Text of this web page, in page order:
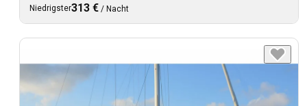
Niedrigster313 € / Nacht